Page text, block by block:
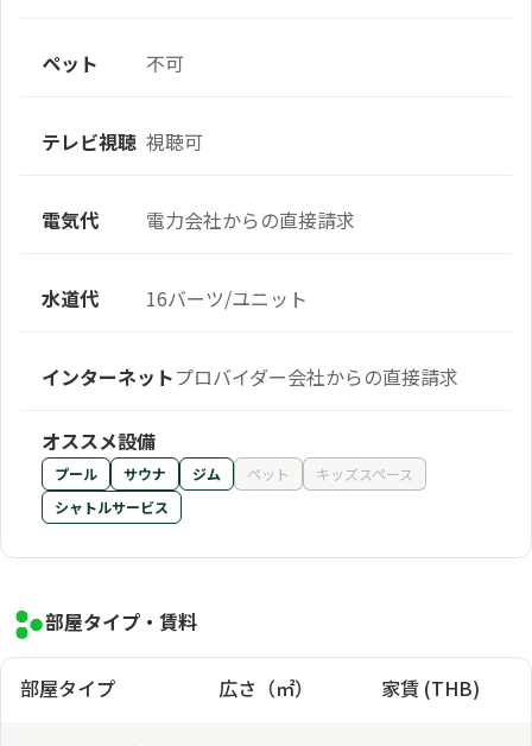
ペット 不可
テレビ視聴 視聴可
電気代 電力会社からの直接請求
水道代 16バーツ/ユニット
インターネットプロバイダー会社からの直接請求
オススメ設備
プール サウナ ジム ペット
キッズスペース
シャトルサービス
部屋タイプ・賃料
部屋タイプ 広さ（㎡） 家賃 (THB)